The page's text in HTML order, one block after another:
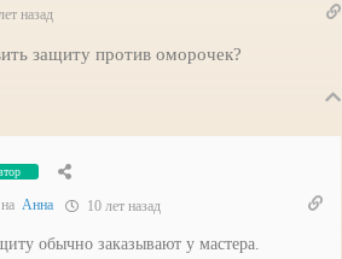
назад
защиту против оморочек?
Анна 10 лет назад
обычно заказывают у мастера.